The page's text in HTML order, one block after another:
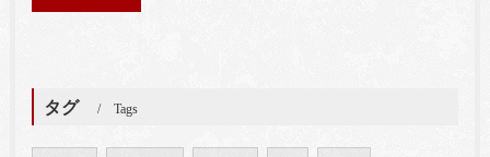
タグ Tags